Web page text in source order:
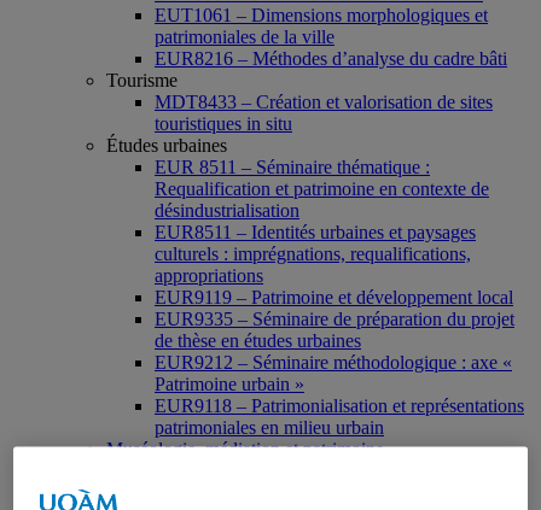
EUT1061 – Dimensions morphologiques et
patrimoniales de la ville
EUR8216 – Méthodes d’analyse du cadre bâti
Tourisme
MDT8433 – Création et valorisation de sites
touristiques in situ
Études urbaines
EUR 8511 – Séminaire thématique :
Requalification et patrimoine en contexte de
désindustrialisation
EUR8511 – Identités urbaines et paysages
culturels : imprégnations, requalifications,
appropriations
EUR9119 – Patrimoine et développement local
EUR9335 – Séminaire de préparation du projet
de thèse en études urbaines
EUR9212 – Séminaire méthodologique : axe «
Patrimoine urbain »
EUR9118 – Patrimonialisation et représentations
patrimoniales en milieu urbain
Muséologie, médiation et patrimoine
Histoire de l’art